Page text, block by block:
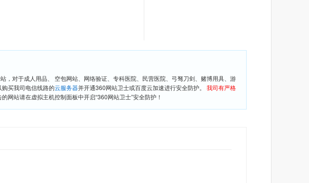
对于成人用品、 空包网站、网络验证、专科医院、民营医院、弓驽刀剑、赌博用具、游
买我司电信线路的云服务器并开通360网站卫士或百度云加速进行安全防护。 我司有严格
网站请在虚拟主机控制面板中开启“360网站卫士”安全防护！